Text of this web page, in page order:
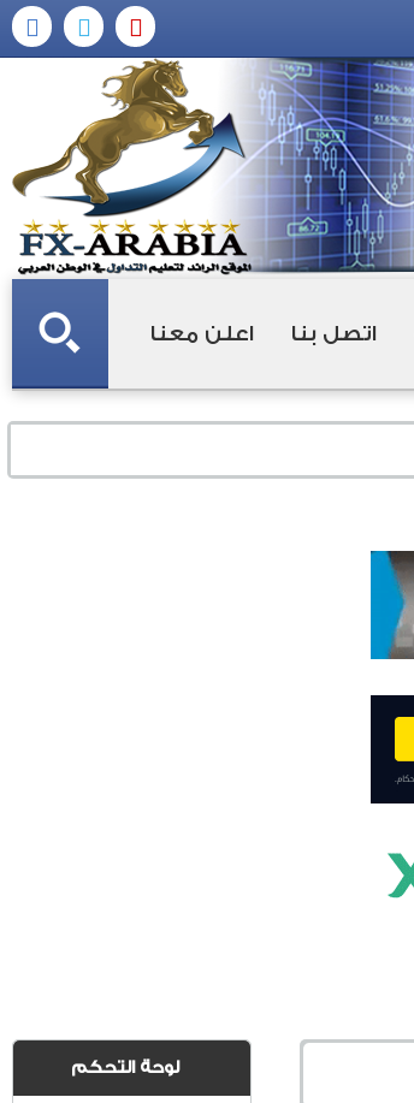
اتصل بنا اعلن معنا
لوحة التحكم